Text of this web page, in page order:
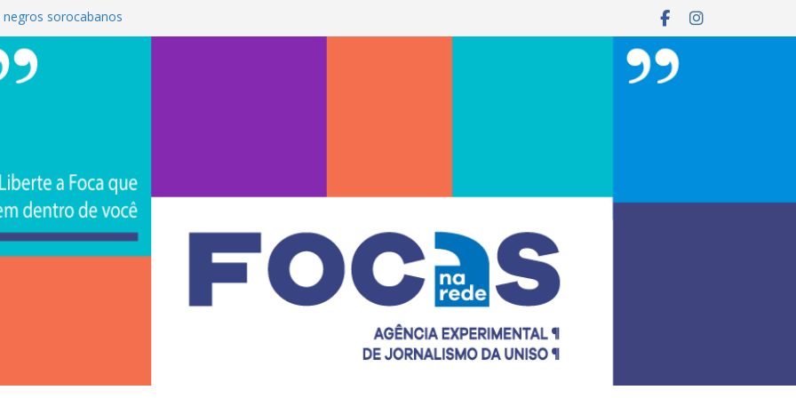
sorocabanos
a terceira artista do #ConviteMPB do
Brasil 2026 promove integração, ciência e
Uniso